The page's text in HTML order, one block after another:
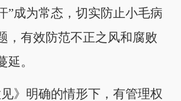
”成为常态，切实防止小毛病
，有效防范不正之风和腐败
延。
明确的情形下，有管理权